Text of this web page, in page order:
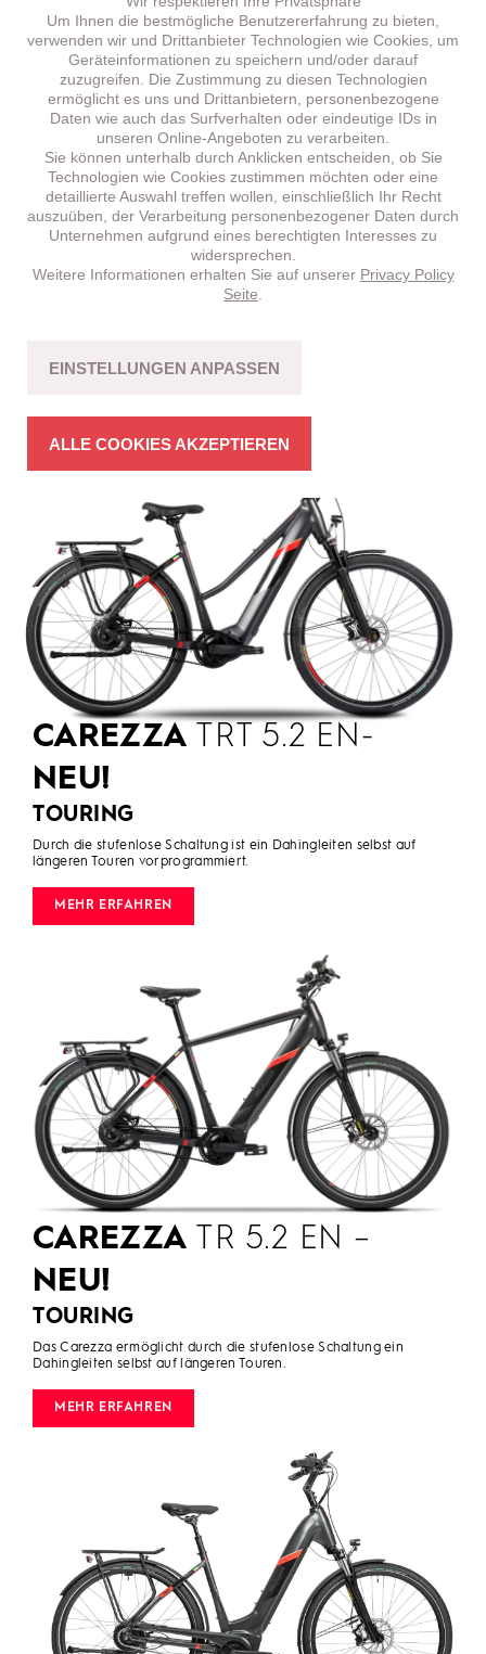
HT 5.1 –
Fahrspass mit Bikes in stimmiger Struktur.
CAREZZA TRT 5.2 EN-
NEU!
TOURING
Durch die stufenlose Schaltung ist ein Dahingleiten selbst auf
längeren Touren vorprogrammiert.
MEHR ERFAHREN
CAREZZA TR 5.2 EN –
NEU!
TOURING
Das Carezza ermöglicht durch die stufenlose Schaltung ein
Dahingleiten selbst auf längeren Touren.
MEHR ERFAHREN
Um Ihnen die bestmögliche Benutzererfahrung zu bieten,
verwenden wir und Drittanbieter Technologien wie Cookies, um
Geräteinformationen zu speichern und/oder darauf
zuzugreifen. Die Zustimmung zu diesen Technologien
ermöglicht es uns und Drittanbietern, personenbezogene
Daten wie auch das Surfverhalten oder eindeutige IDs in
unseren Online-Angeboten zu verarbeiten.
Sie können unterhalb durch Anklicken entscheiden, ob Sie
Technologien wie Cookies zustimmen möchten oder eine
detaillierte Auswahl treffen wollen, einschließlich Ihr Recht
auszuüben, der Verarbeitung personenbezogener Daten durch
Unternehmen aufgrund eines berechtigten Interesses zu
widersprechen.
Weitere Informationen erhalten Sie auf unserer Privacy Policy
Seite
EINSTELLUNGEN ANPASSEN
ALLE COOKIES AKZEPTIEREN